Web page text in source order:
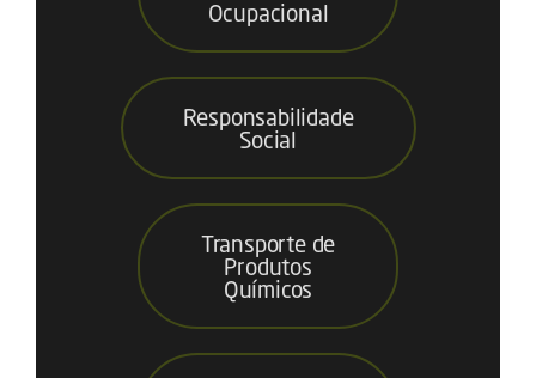
Ocupacional
Responsabilidade
Social
Transporte de
Produtos
Químicos